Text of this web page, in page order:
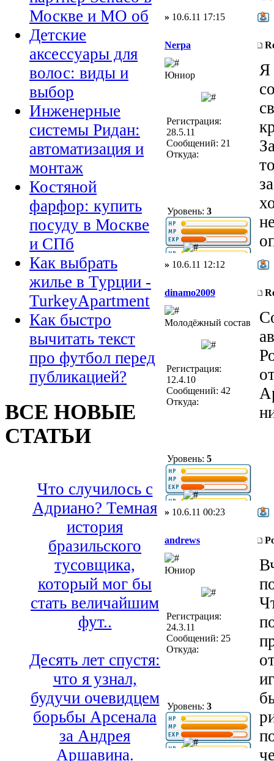
Москве и МО об
Детские
аксессуары для
волос: виды и
выбор
Инженерные
системы Ридан:
автоматизация и
монтаж
Костяной
фарфор: купить
посуду в Москве
и СПб
Как выбрать
жилье в Турции -
TurkeyApartment
Как быстро
вычитать текст
про футбол перед
публикацией?
ВСЕ НОВЫЕ
СТАТЬИ
Что случилось с
Адриано? Темная
история
бразильского
тусовщика,
который мог бы
стать величайшим
фут..
Десять лет спустя:
что я узнал,
будучи очевидцем
борьбы Арсенала
за Андрея
Аршавина.
» 10.6.11 17:15
Nerpa
Юниор
Регистрация:
28.5.11
Сообщений: 21
Откуда:
Уровень: 3
Я
» 10.6.11 12:12
dinamo2009
Молодёжный состав
Регистрация:
12.4.10
Сообщений: 42
Откуда:
Уровень: 5
» 10.6.11 00:23
andrews
Юниор
Регистрация:
24.3.11
Сообщений: 25
Откуда:
Уровень: 3